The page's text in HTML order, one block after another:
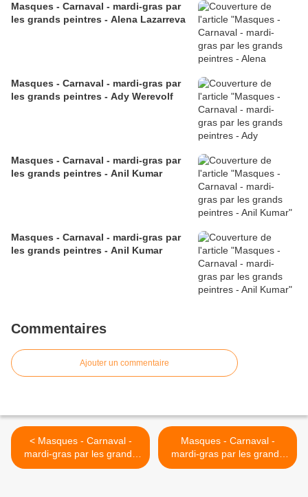
Masques - Carnaval - mardi-gras par
les grands peintres - Alena Lazarreva
Masques - Carnaval - mardi-gras par
les grands peintres - Ady Werevolf
Masques - Carnaval - mardi-gras par
les grands peintres - Anil Kumar
Masques - Carnaval - mardi-gras par
les grands peintres - Anil Kumar
Commentaires
Ajouter un commentaire
< Masques - Carnaval -
mardi-gras par les grands
peintres - Witali Żuk (1973)
Masques - Carnaval -
mardi-gras par les grands
peintres - Witali Żuk (1973)